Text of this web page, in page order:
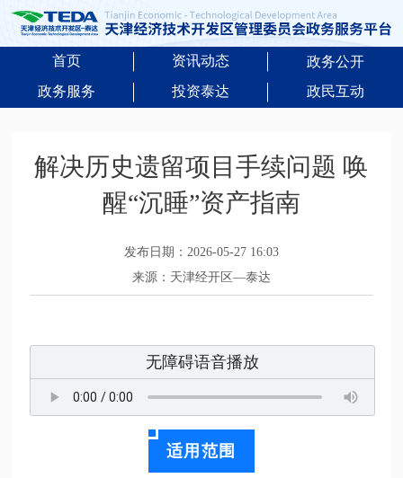
首页 资讯动态
政务公开
政务服务
投资泰达 政民互动
解决历史遗留项目手续问题 唤
醒“沉睡”资产指南
发布日期：2026-05-27 16:03
来源：天津经开区—泰达
无障碍语音播放
适用范围